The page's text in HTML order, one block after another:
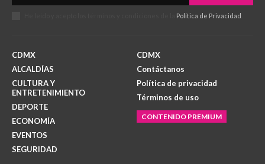
Política de Privacidad
CDMX
ALCALDÍAS
CULTURA Y
ENTRETENIMIENTO
DEPORTE
ECONOMÍA
EVENTOS
SEGURIDAD
CDMX
Contáctanos
Política de privacidad
Términos de uso
CONTENIDO PREMIUM